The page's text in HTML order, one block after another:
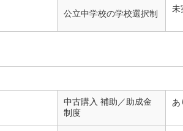
公立中学校の学校選択制 未
中古購入 補助／助成金
制度
あ